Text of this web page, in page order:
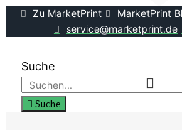
Zu MarketPrint MarketPrint
service@marketprint.de
Suche
Suche
Menü